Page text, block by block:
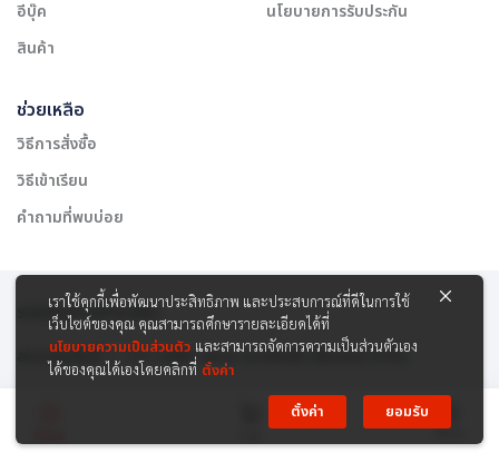
Menu
อีบุ๊ค
สินค้า
นโยบายการรับประกัน
ช่วยเหลือ
วิธีการสั่งซื้อ
วิธีเข้าเรียน
คำถามที่พบบ่อย
สงวนลิขสิทธิ์ © 2565 บริษัท สยาม เคาเซิลลิ่ง เซ็นเตอร์ จำกัด
รองรับการชำระเงิน:
เราใช้คุกกี้เพื่อพัฒนาประสิทธิภาพ และประสบการณ์ที่ดีในการใช้
เว็บไซต์ของคุณ คุณสามารถศึกษารายละเอียดได้ที่
นโยบายความเป็นส่วนตัว และสามารถจัดการความเป็นส่วนตัวเอง
ได้ของคุณได้เองโดยคลิกที่ ตั้งค่า
ตั้งค่า
ยอมรับ